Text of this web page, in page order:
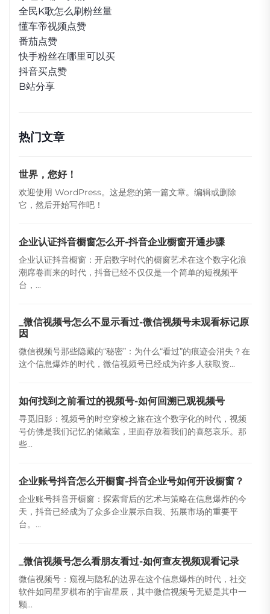
全民K歌怎么刷粉丝量
懂车帝视频点赞
番茄点赞
快手粉丝在哪里可以买
抖音买点赞
B站分享
热门文章
世界，您好！
欢迎使用 WordPress。这是您的第一篇文章。编辑或删除
它，然后开始写作吧！
企业认证抖音橱窗怎么开-抖音企业橱窗开通步骤
企业认证抖音橱窗：开启数字时代的橱窗艺术在这个数字化浪
潮席卷而来的时代，抖音已经不仅仅是一个简单的短视频平
台，...
_微信视频号怎么不显示看过-微信视频号未观看标记原
因
微信视频号那些隐藏的“秘密”：为什么“看过”的痕迹会消失？在
这个信息爆炸的时代，微信视频号已经成为许多人获取资...
如何找到之前看过的视频号-如何回溯已观视频号
寻觅旧影：视频号的时空穿梭之旅在这个数字化的时代，视频
号仿佛是我们记忆的储藏室，里面存放着我们的喜怒哀乐。那
些...
企业账号抖音怎么开橱窗-抖音企业号如何开设橱窗？
企业账号抖音开橱窗：探索背后的艺术与策略在信息爆炸的今
天，抖音已经成为了众多企业展示自我、拓展市场的重要平
台。...
_微信视频号怎么看朋友看过-如何查友视频观看记录
微信视频号：窥视与隐私的边界在这个信息爆炸的时代，社交
软件如同星罗棋布的宇宙星辰，其中微信视频号无疑是其中一
颗...